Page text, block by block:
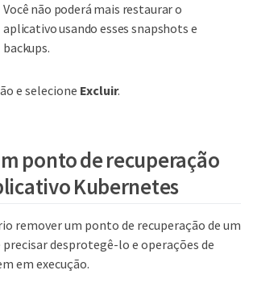
Você não poderá mais restaurar o
aplicativo usando esses snapshots e
backups.
e selecione Excluir.
ponto de recuperação
Kubernetes
remover um ponto de recuperação de um
desprotegê-lo e operações de
em execução.